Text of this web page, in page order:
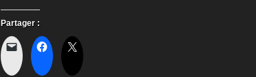
Partager :